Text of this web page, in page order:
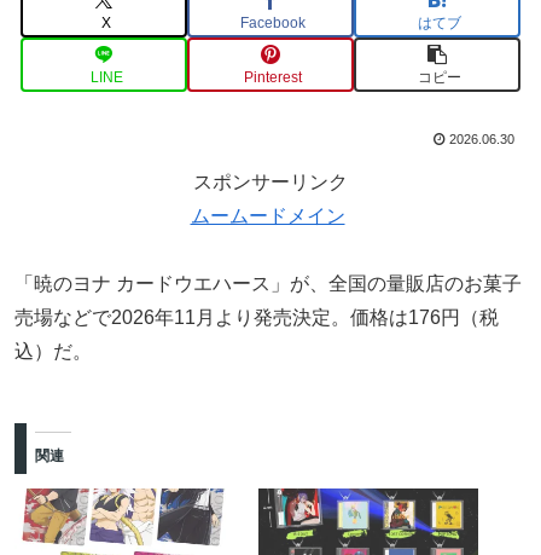
X Facebook はてブ
LINE Pinterest コピー
2026.06.30
スポンサーリンク
ムームードメイン
「暁のヨナ カードウエハース」が、全国の量販店のお菓子
売場などで2026年11月より発売決定。価格は176円（税
込）だ。
関連